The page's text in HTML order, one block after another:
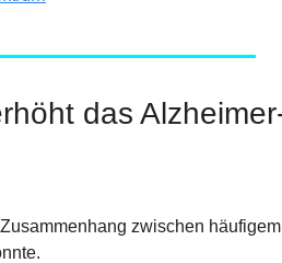
das
zwischen